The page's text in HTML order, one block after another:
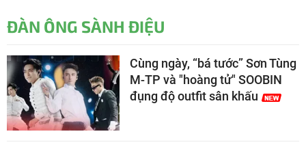
ĐÀN ÔNG SÀNH ĐIỆU
Cùng ngày, “bá tước” Sơn Tùng
M-TP và "hoàng tử" SOOBIN
đụng độ outfit sân khấu